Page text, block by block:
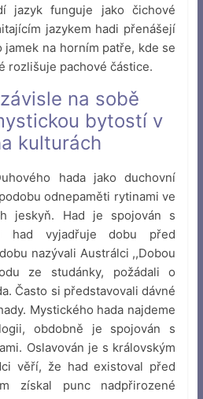
jazyk funguje jako čichové
jazykem hadi přenášejí
jamek na horním patře, kde se
rozlišuje pachové částice.
na sobě
bytostí v
kulturách
hada jako duchovní
odnepaměti rytinami ve
jeskyň. Had je spojován s
had vyjadřuje dobu před
nazývali Austrálci ,,Dobou
ze studánky, požádali o
Často si představovali dávné
Mystického hada najdeme
obdobně je spojován s
Oslavován je s královským
věří, že had existoval před
získal punc nadpřirozené